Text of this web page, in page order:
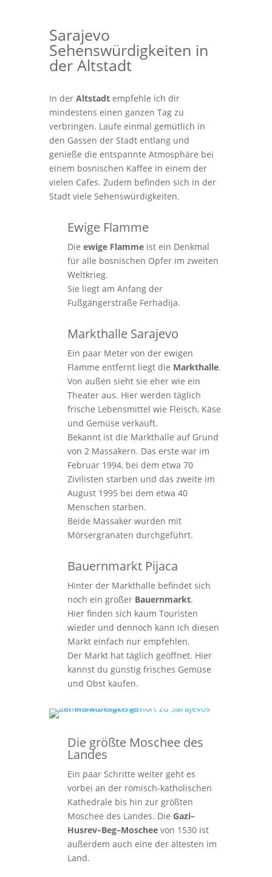
Sarajevo
Sehenswürdigkeiten in
der Altstadt
In der Altstadtempfehle ich dir
mindestens einen ganzen Tag zu
verbringen. Laufe einmal gemütlich in
den Gassen der Stadt entlang und
genieße die entspannte Atmosphäre bei
einem bosnischen Kaffee in einem der
vielen Cafes. Zudem befinden sich in der
Stadt viele Sehenswürdigkeiten.
Ewige Flamme
Die ewige Flammeist ein Denkmal
für alle bosnischen Opfer im zweiten
Weltkrieg.
Sie liegt am Anfang der
Fußgängerstraße Ferhadija.
Markthalle Sarajevo
Ein paar Meter von der ewigen
Flamme entfernt liegt die Markthalle.
Von außen sieht sie eher wie ein
Theater aus. Hier werden täglich
frische Lebensmittel wie Fleisch, Käse
und Gemüse verkauft.
Bekannt ist die Markthalle auf Grund
von 2 Massakern. Das erste war im
Februar 1994, bei dem etwa 70
Zivilisten starben und das zweite im
August 1995 bei dem etwa 40
Menschen starben.
Beide Massaker wurden mit
Mörsergranaten durchgeführt.
Bauernmarkt Pijaca
Hinter der Markthalle befindet sich
noch ein großer Bauernmarkt.
Hier finden sich kaum Touristen
wieder und dennoch kann ich diesen
Markt einfach nur empfehlen.
Der Markt hat täglich geöffnet. Hier
kannst du günstig frisches Gemüse
und Obst kaufen.
Die größte Moschee des
Landes
Ein paar Schritte weiter geht es
vorbei an der römisch-katholischen
Kathedrale bis hin zur größten
Moschee des Landes. Die Gazi–
Husrev–Beg–Moscheevon 1530 ist
außerdem auch eine der ältesten im
Land.